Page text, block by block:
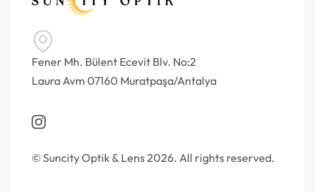
Fener Mh. Bülent Ecevit Blv. No:2
Laura Avm 07160 Muratpaşa/Antalya
© Suncity Optik & Lens 2026. All rights reserved.